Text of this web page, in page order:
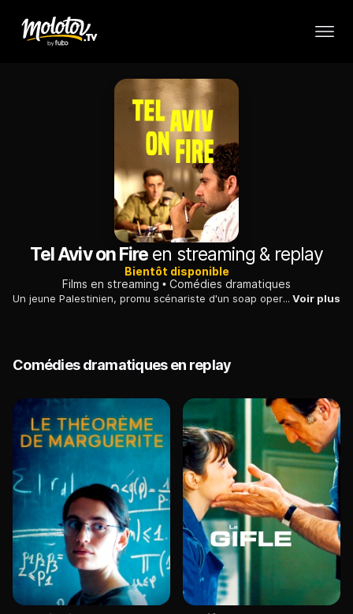
Tel Aviv on Fire en streaming & replay
Bientôt disponible
Films en streaming
Comédies dramatiques
Un jeune Palestinien, promu scénariste d'un soap opera racontant les aventures d'une espionne, puise ses idées auprès d'un officier israélien autoritaire. Voir plus
Comédies dramatiques en replay